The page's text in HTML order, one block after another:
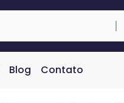
Blog Contato